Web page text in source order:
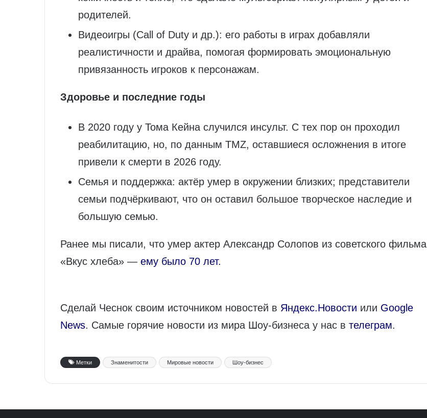
родителей.
Видеоигры (Call of Duty и др.): его работы в играх добавляли
реалистичности и драйва, помогая формировать эмоциональную
привязанность игроков к персонажам.
Здоровье и последние годы
В 2020 году у Тома Кейна случился инсульт. С тех пор он проходил
реабилитацию, но, по данным TMZ, оставшиеся осложнения в итоге
привели к смерти в 2026 году.
Семья и поддержка: актёр умер в окружении близких; представители
семьи подчёркивают, что он оставил большое творческое наследие и
большую семью.
Ранее мы писали, что умер актер Александр Солопов из советского фильма
«Вкус хлеба» — ему было 70 лет.
Сделай Чеснок своим источником новостей в Яндекс.Новости или Google
News. Самые горячие новости из мира Шоу-бизнеса у нас в телеграм.
Метки Знаменитости Мировые новости Шоу-бизнес